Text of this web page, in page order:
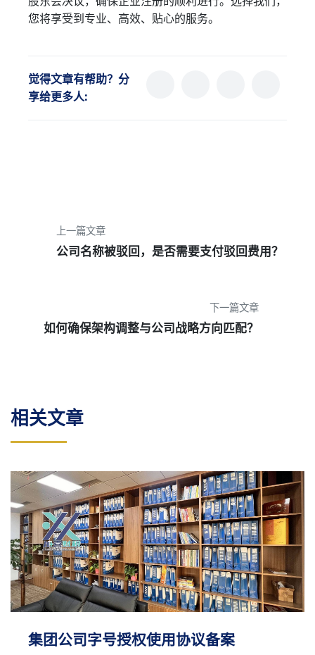
您将享受到专业、高效、贴心的服务。
觉得文章有帮助？分
享给更多人:
上一篇文章
公司名称被驳回，是否需要支付驳回费用？
下一篇文章
如何确保架构调整与公司战略方向匹配？
相关文章
集团公司字号授权使用协议备案